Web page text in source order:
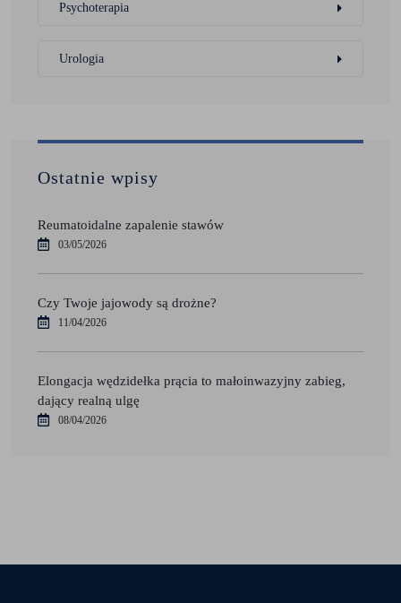
Psychoterapia
Urologia
Ostatnie wpisy
Reumatoidalne zapalenie stawów
03/05/2026
Czy Twoje jajowody są drożne?
11/04/2026
Elongacja wędzidełka prącia to małoinwazyjny zabieg,
dający realną ulgę
08/04/2026